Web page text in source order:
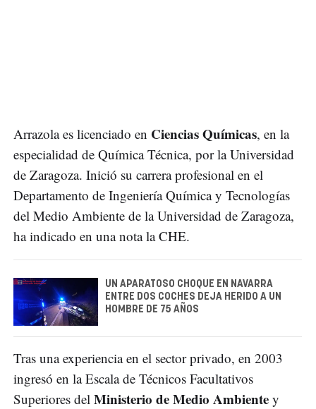
Arrazola es licenciado en Ciencias Químicas, en la
especialidad de Química Técnica, por la Universidad
de Zaragoza. Inició su carrera profesional en el
Departamento de Ingeniería Química y Tecnologías
del Medio Ambiente de la Universidad de Zaragoza,
ha indicado en una nota la CHE.
UN APARATOSO CHOQUE EN NAVARRA
ENTRE DOS COCHES DEJA HERIDO A UN
HOMBRE DE 75 AÑOS
Tras una experiencia en el sector privado, en 2003
ingresó en la Escala de Técnicos Facultativos
Superiores del Ministerio de Medio Ambiente y